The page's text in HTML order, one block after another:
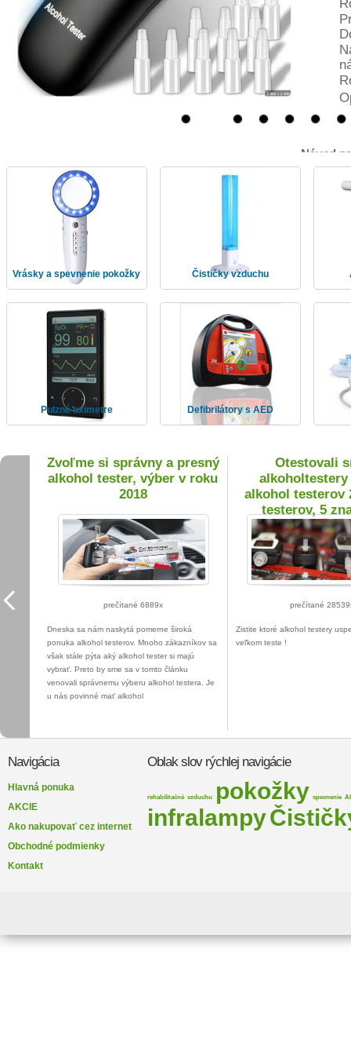
Návod
Pre
Vrásky a spevnenie pokožky Čističky vzduchu
Pulzné oximetre Defibrilátory s AED
Zvoľme si správny a presný
alkohol tester, výber v roku
2018
prečítané 6889x
Dneska sa nám naskytá pomerne široká
ponuka alkohol testerov. Mnoho zákazníkov sa
však stále pýta aký alkohol tester si majú
vybrať. Preto by sme sa v tomto článku
venovali správnemu výberu alkohol testera. Je
u nás povinné mať alkohol
Otestovali
alkohol testerov
testerov, 5
prečítané
Zistite ktoré alkohol testery
veľkom teste !
Navigácia
Hlavná ponuka
AKCIE
Ako nakupovať cez internet
Obchodné podmienky
Kontakt
Oblak slov rýchlej navigácie
rehabilitačné vzduchu pokožky spevnenie
infralampy